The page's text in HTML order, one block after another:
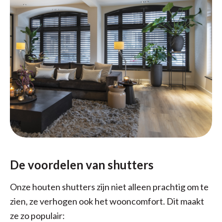
De voordelen van shutters
Onze houten shutters zijn niet alleen prachtig om te
zien, ze verhogen ook het wooncomfort. Dit maakt
ze zo populair: